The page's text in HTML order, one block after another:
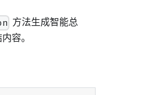
方法生成智能总
容。